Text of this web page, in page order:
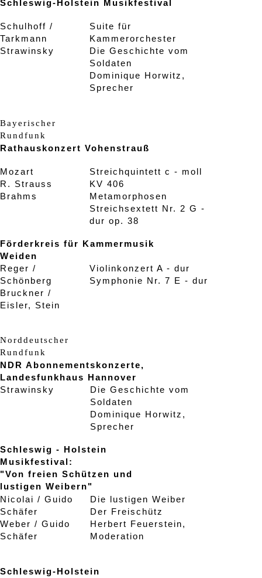
Schleswig-Holstein Musikfestival
Schulhoff /
Tarkmann
Strawinsky
Suite für
Kammerorchester
Die Geschichte vom
Soldaten
Dominique Horwitz,
Sprecher
Bayerischer
Rundfunk
Rathauskonzert Vohenstrauß
Mozart
R. Strauss
Brahms
Streichquintett c - moll
KV 406
Metamorphosen
Streichsextett Nr. 2 G -
dur op. 38
Förderkreis für Kammermusik
Weiden
Reger /
Schönberg
Bruckner /
Eisler, Stein
Violinkonzert A - dur
Symphonie Nr. 7 E - dur
Norddeutscher
Rundfunk
NDR Abonnementskonzerte,
Landesfunkhaus Hannover
Strawinsky
Die Geschichte vom
Soldaten
Dominique Horwitz,
Sprecher
Schleswig - Holstein
Musikfestival:
"Von freien Schützen und
lustigen Weibern"
Nicolai / Guido
Schäfer
Weber / Guido
Schäfer
Die lustigen Weiber
Der Freischütz
Herbert Feuerstein,
Moderation
Schleswig-Holstein